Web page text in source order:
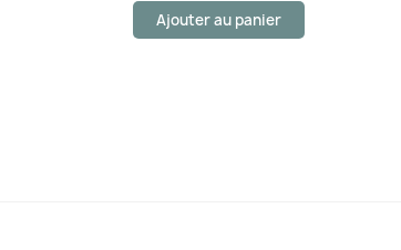
Ajouter au panier